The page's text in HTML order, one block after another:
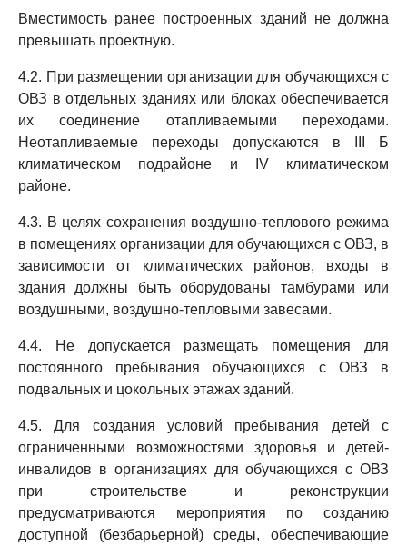
Вместимость ранее построенных зданий не должна
превышать проектную.
4.2. При размещении организации для обучающихся с
ОВЗ в отдельных зданиях или блоках обеспечивается
их соединение отапливаемыми переходами.
Неотапливаемые переходы допускаются в III Б
климатическом подрайоне и IV климатическом
районе.
4.3. В целях сохранения воздушно-теплового режима
в помещениях организации для обучающихся с ОВЗ, в
зависимости от климатических районов, входы в
здания должны быть оборудованы тамбурами или
воздушными, воздушно-тепловыми завесами.
4.4. Не допускается размещать помещения для
постоянного пребывания обучающихся с ОВЗ в
подвальных и цокольных этажах зданий.
4.5. Для создания условий пребывания детей с
ограниченными возможностями здоровья и детей-
инвалидов в организациях для обучающихся с ОВЗ
при строительстве и реконструкции
предусматриваются мероприятия по созданию
доступной (безбарьерной) среды, обеспечивающие